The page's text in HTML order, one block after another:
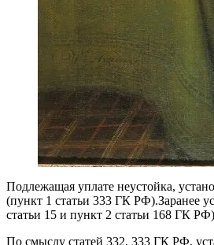
Подлежащая уплате неустойка,
(пункт 1 статьи 333 ГК РФ).Заранее
статьи 15 и пункт 2 статьи 168 ГК
По смыслу статей 332, 333 ГК РФ,